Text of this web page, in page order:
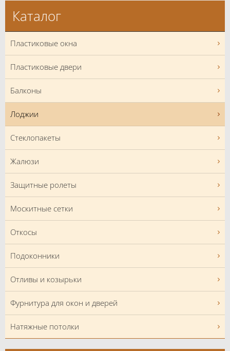
Каталог
Пластиковые окна
Пластиковые двери
Балконы
Лоджии
Стеклопакеты
Жалюзи
Защитные ролеты
Москитные сетки
Откосы
Подоконники
Отливы и козырьки
Фурнитура для окон и дверей
Натяжные потолки